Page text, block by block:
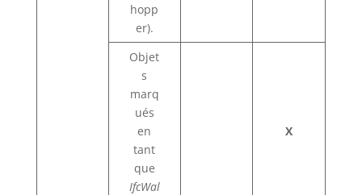
hopp
er).
Objet
s
marq
ués
en
tant
que
IfcWal
X